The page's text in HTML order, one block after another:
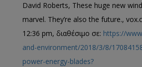
David Roberts, These huge new
marvel. They’re also the future.,
12:36 pm, διαθέσιμο σε: https://
and-environment/2018/3/8/
power-energy-blades?